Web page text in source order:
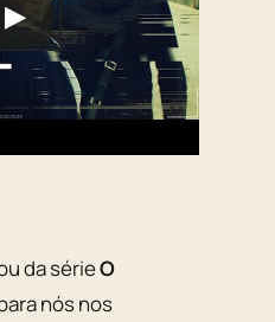
da sérieO
nós nos